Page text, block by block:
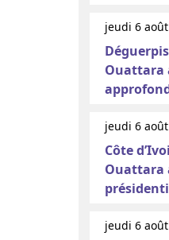
jeudi 6
Ouattara
jeudi 6
Côte
Ouattara
jeudi 6